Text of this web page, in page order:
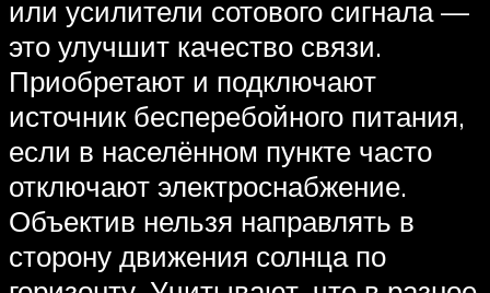
или усилители сотового сигнала —
это улучшит качество связи.
Приобретают и подключают
источник бесперебойного питания,
если в населённом пункте часто
отключают электроснабжение.
Объектив нельзя направлять в
сторону движения солнца по